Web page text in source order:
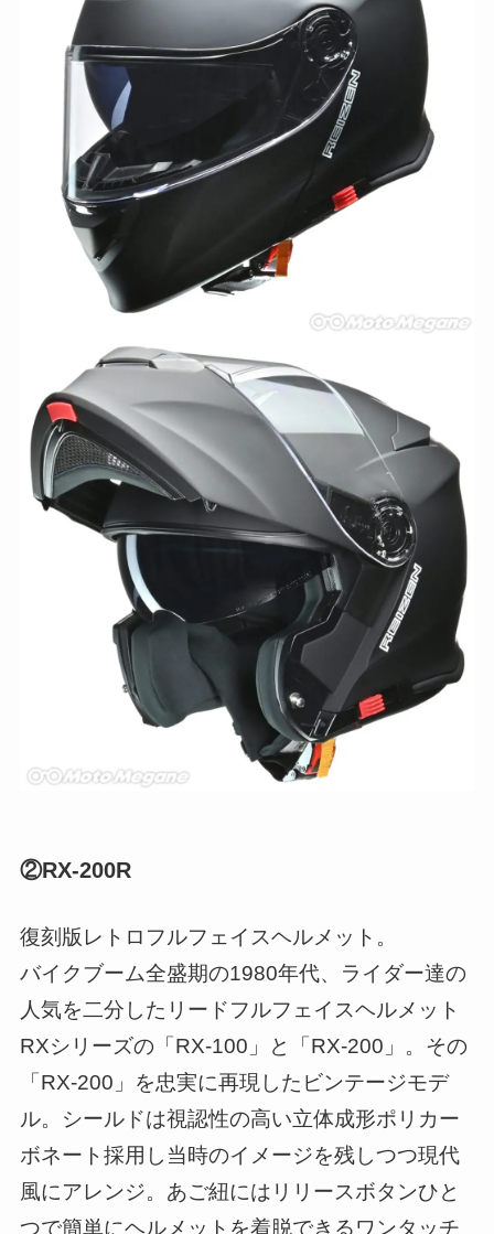
②RX-200R
復刻版レトロフルフェイスヘルメット。
バイクブーム全盛期の1980年代、ライダー達の
人気を二分したリードフルフェイスヘルメット
RXシリーズの「RX-100」と「RX-200」。その
「RX-200」を忠実に再現したビンテージモデ
ル。シールドは視認性の高い立体成形ポリカー
ボネート採用し当時のイメージを残しつつ現代
風にアレンジ。あご紐にはリリースボタンひと
つで簡単にヘルメットを着脱できるワンタッチ